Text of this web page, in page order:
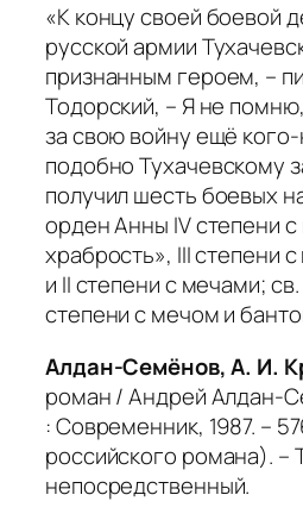
«К концу своей боевой
русской армии
признанным героем, –
Тодорский, – Я не
за свою войну ещё
подобно Тухачевскому
получил шесть боевых
орден Анны IVстепени
храбрость», IIIстепени
и IIстепени с мечами;
степени с мечом и
Алдан-Семёнов, А. И.
роман / Андрей Алдан-
: Современник, 1987. –
российского романа). –